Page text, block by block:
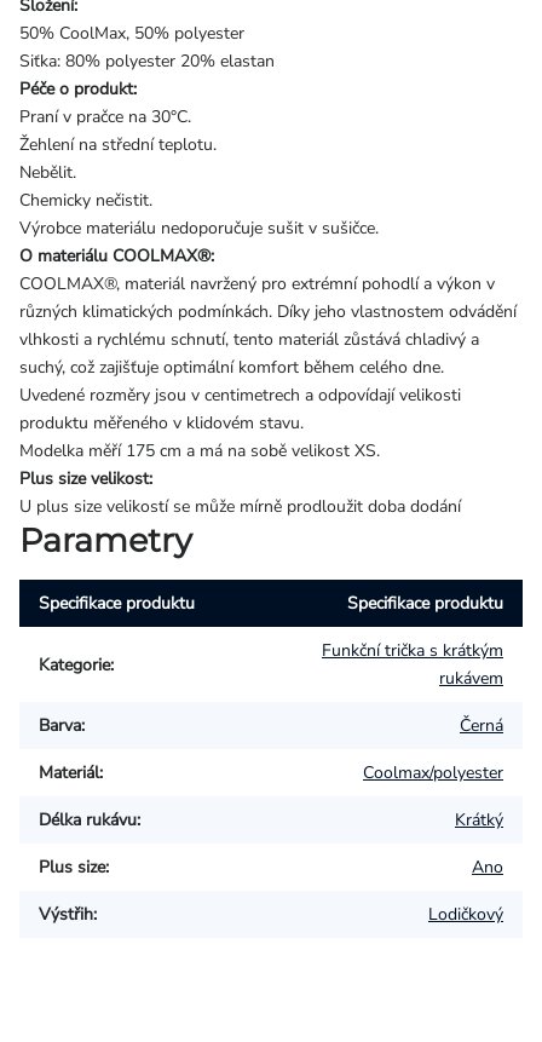
Složení:
50% CoolMax, 50% polyester
Siťka: 80% polyester 20% elastan
Péče o produkt:
Praní v pračce na 30°C.
Žehlení na střední teplotu.
Nebělit.
Chemicky nečistit.
Výrobce materiálu nedoporučuje sušit v sušičce.
O materiálu COOLMAX®:
COOLMAX®, materiál navržený pro extrémní pohodlí a výkon v
různých klimatických podmínkách. Díky jeho vlastnostem odvádění
vlhkosti a rychlému schnutí, tento materiál zůstává chladivý a
suchý, což zajišťuje optimální komfort během celého dne.
Uvedené rozměry jsou v centimetrech a odpovídají velikosti
produktu měřeného v klidovém stavu.
Modelka měří 175 cm a má na sobě velikost XS.
Plus size velikost:
U plus size velikostí se může mírně prodloužit doba dodání
Parametry
Specifikace produktu Specifikace produktu
Kategorie:
Funkční trička s krátkým
rukávem
Barva: Černá
Materiál: Coolmax/polyester
Délka rukávu: Krátký
Plus size: Ano
Výstřih: Lodičkový